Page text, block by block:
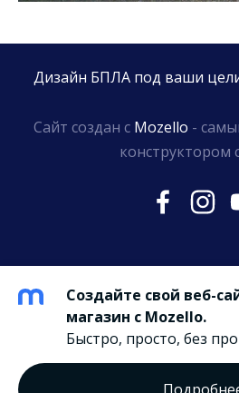
Дизайн БПЛА под ваши
Сайт создан с Mozello -
конструктором
Создайте свой веб-
магазин с Mozello.
Быстро, просто, без